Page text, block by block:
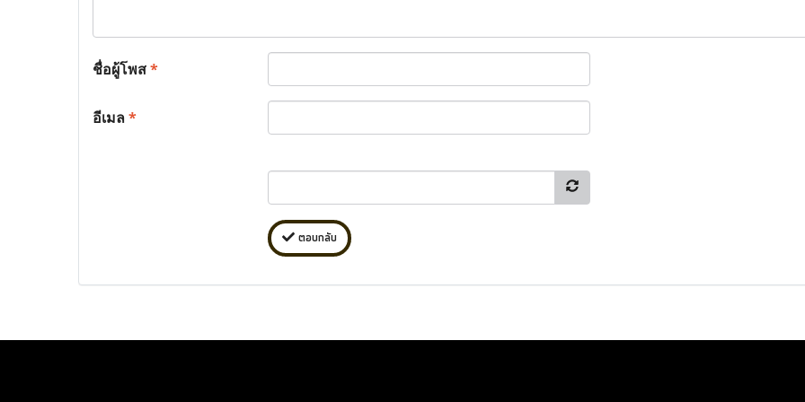
ชื่อผู้โพส*
อีเมล*
ตอบกลับ